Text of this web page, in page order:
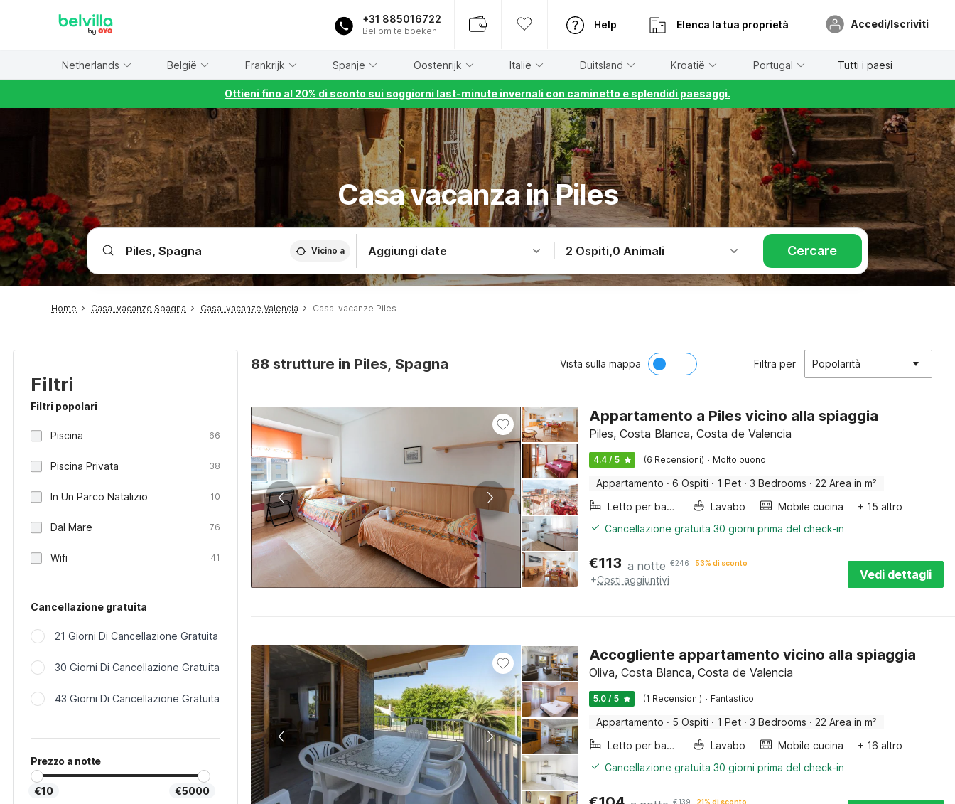
+31 885016722
Bel om te boeken
Help Elenca la tua proprietà Accedi/Iscriviti
Netherlands België Frankrijk Spanje Oostenrijk Italië Duitsland Kroatië Portugal Tutti i paesi
Ottieni fino al 20% di sconto sui soggiorni last-minute invernali con caminetto e splendidi paesaggi.
Casa vacanza in Piles
Vicino a Aggiungi date 2 Ospiti,0 Animali Cercare
Home Casa-vacanze Spagna Casa-vacanze Valencia Casa-vacanze Piles
Filtri
Filtri popolari
Piscina 66
Piscina Privata 38
In Un Parco Natalizio 10
Dal Mare 76
Wifi 41
Cancellazione gratuita
21 Giorni Di Cancellazione Gratuita
30 Giorni Di Cancellazione Gratuita
43 Giorni Di Cancellazione Gratuita
Prezzo a notte
€10 €5000
88 strutture in Piles, Spagna Vista sulla mappa Filtra per Popolarità
Appartamento a Piles vicino alla spiaggia
Piles, Costa Blanca, Costa de Valencia
4.4 / 5 (6 Recensioni) · Molto buono
Appartamento · 6 Ospiti · 1 Pet · 3 Bedrooms · 22 Area in m²
Letto per bambini
Lavabo Mobile cucina
+ 15 altro
Cancellazione gratuita 30 giorni prima del check-in
€113 a notte €246 53% di sconto
+Costi aggiuntivi Vedi dettagli
Accogliente appartamento vicino alla spiaggia
Oliva, Costa Blanca, Costa de Valencia
5.0 / 5 (1 Recensioni) · Fantastico
Appartamento · 5 Ospiti · 1 Pet · 3 Bedrooms · 22 Area in m²
Letto per bambini
Lavabo Mobile cucina
+ 16 altro
Cancellazione gratuita 30 giorni prima del check-in
€139 21% di sconto